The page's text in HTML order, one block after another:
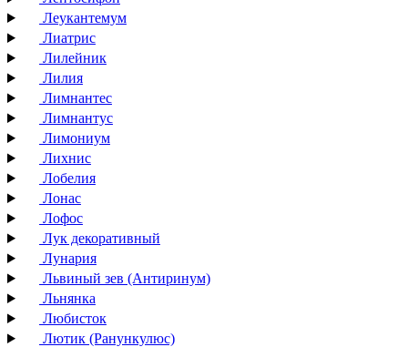
Леукантемум
Лиатрис
Лилейник
Лилия
Лимнантес
Лимнантус
Лимониум
Лихнис
Лобелия
Лонас
Лофос
Лук декоративный
Лунария
Львиный зев (Антиринум)
Льнянка
Любисток
Лютик (Ранункулюс)